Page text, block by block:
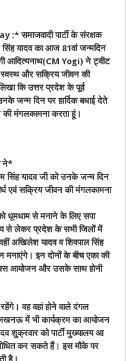
पार्टी के संरक्षक
यादव का आज 81वां जन्मदिन
आदित्यनाथ(CM Yogi) ने ट्वीट
स्वस्थ और सक्रिय जीवन की
कि उत्तर प्रदेश के पूर्व
जन्म दिन पर हार्दिक बधाई देते
मंगलकामना करता हूं।
ने*
सिंह यादव जी को उनके जन्म दिन
एवं सक्रिय जीवन की मंगलकामना
धूमधाम से मनाने के लिए सपा
से लेकर प्रदेश के सभी जिलों में
अखिलेश यादव व शिवपाल सिंह
इन दोनों के बीच एका की
आयोजन और उसके साथ होनी
वह वहां होने वाले दंगल
में भी कार्यक्रम का आयोजन
शुक्रवार को पार्टी मुख्यालय आ
कर सकते हैं। इस मौके पर